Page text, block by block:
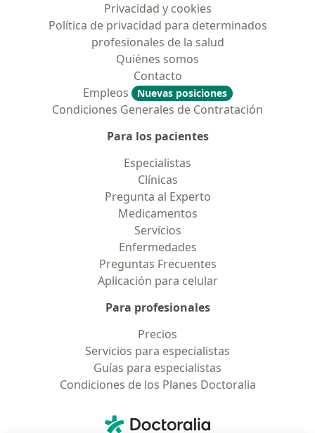
Privacidad y cookies
Política de privacidad para determinados
profesionales de la salud
Quiénes somos
Contacto
Empleos
Nuevas posiciones
Condiciones Generales de Contratación
Para los pacientes
Especialistas
Clínicas
Pregunta al Experto
Medicamentos
Servicios
Enfermedades
Preguntas Frecuentes
Aplicación para celular
Para profesionales
Precios
Servicios para especialistas
Guías para especialistas
Condiciones de los Planes Doctoralia
Doctoralia - Página de inicio